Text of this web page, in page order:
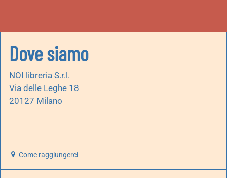
Dove siamo
NOI libreria S.r.l.
Via delle Leghe 18
20127 Milano
Come raggiungerci